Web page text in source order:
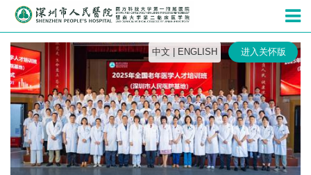
深圳市人民
中文 ENGLISH 进入关怀版